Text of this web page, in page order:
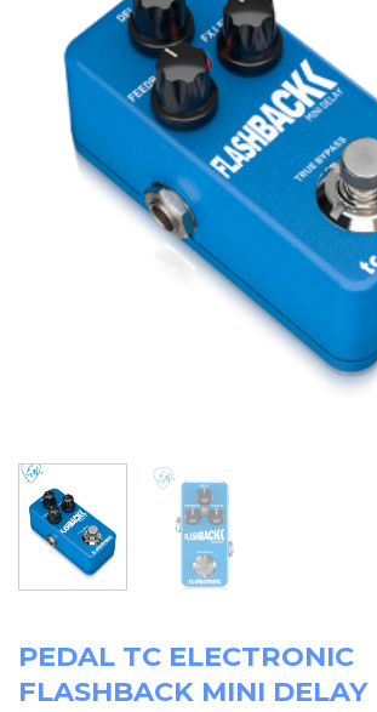
PEDAL TC ELECTRONIC
FLASHBACK MINI DELAY